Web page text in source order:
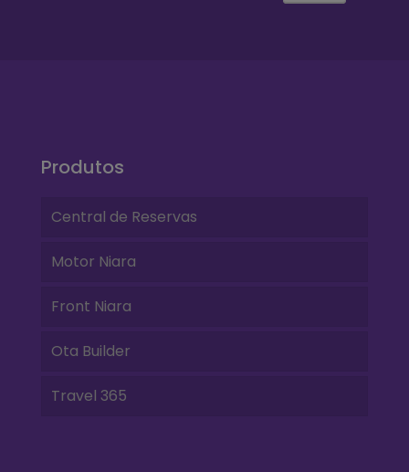
Produtos
Central de Reservas
Motor Niara
Front Niara
Ota Builder
Travel 365